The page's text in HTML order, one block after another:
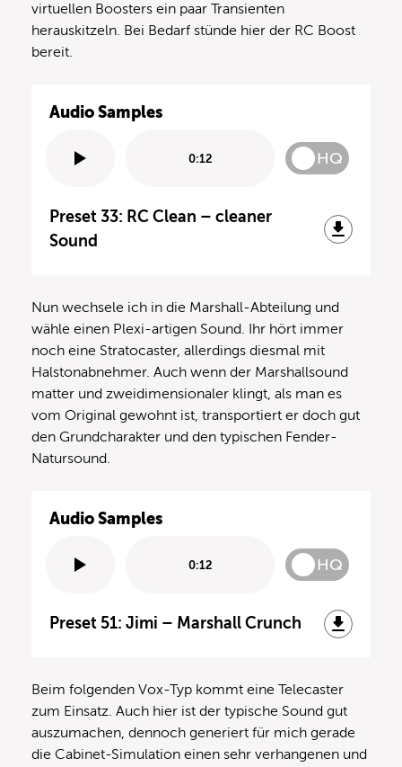
virtuellen Boosters ein paar Transienten
herauskitzeln. Bei Bedarf stünde hier der RC Boost
bereit.
Audio Samples
0:12 HQ
Preset 33: RC Clean – cleaner
Sound
Nun wechsele ich in die Marshall-Abteilung und
wähle einen Plexi-artigen Sound. Ihr hört immer
noch eine Stratocaster, allerdings diesmal mit
Halstonabnehmer. Auch wenn der Marshallsound
matter und zweidimensionaler klingt, als man es
vom Original gewohnt ist, transportiert er doch gut
den Grundcharakter und den typischen Fender-
Natursound.
Audio Samples
0:12 HQ
Preset 51: Jimi – Marshall Crunch
Beim folgenden Vox-Typ kommt eine Telecaster
zum Einsatz. Auch hier ist der typische Sound gut
auszumachen, dennoch generiert für mich gerade
die Cabinet-Simulation einen sehr verhangenen und